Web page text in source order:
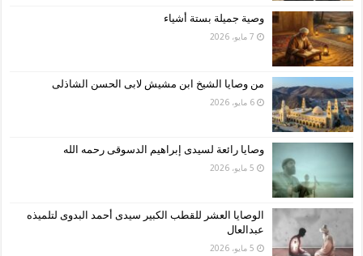
وصية جميلة بستة أشياء
7 مايو، 2026
من وصايا الشيخ ابن مشيش لابى الحسن الشاذلى
6 مايو، 2026
وصايا رائعة لسيدى إبراهيم الدسوقى رحمه الله
5 مايو، 2026
الوصايا العشر للقطب الكبير سيدى أحمد البدوى لتلميذه
عبدالعال
5 مايو، 2026